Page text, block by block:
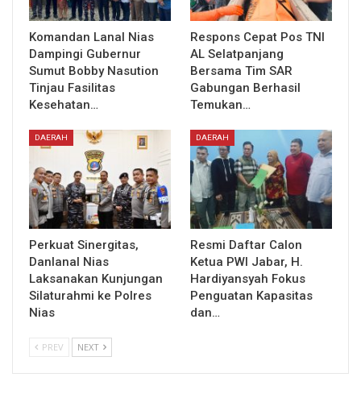
Komandan Lanal Nias
Dampingi Gubernur
Sumut Bobby Nasution
Tinjau Fasilitas
Kesehatan…
Respons Cepat Pos TNI
AL Selatpanjang
Bersama Tim SAR
Gabungan Berhasil
Temukan…
DAERAH
Perkuat Sinergitas,
Danlanal Nias
Laksanakan Kunjungan
Silaturahmi ke Polres
Nias
DAERAH
Resmi Daftar Calon
Ketua PWI Jabar, H.
Hardiyansyah Fokus
Penguatan Kapasitas
dan…
PREV NEXT